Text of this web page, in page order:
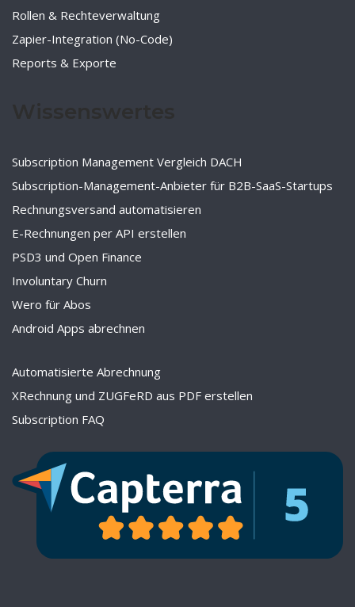
Rollen & Rechteverwaltung
Zapier-Integration (No-Code)
Reports & Exporte
Subscription Management Vergleich DACH
Subscription-Management-Anbieter für B2B-SaaS-Startups
Rechnungsversand automatisieren
E-Rechnungen per API erstellen
PSD3 und Open Finance
Involuntary Churn
Wero für Abos
Android Apps abrechnen
Automatisierte Abrechnung
XRechnung und ZUGFeRD aus PDF erstellen
Subscription FAQ